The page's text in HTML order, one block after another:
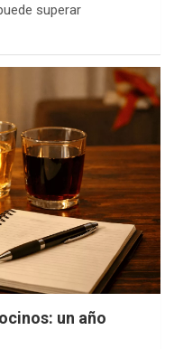
superar
un año